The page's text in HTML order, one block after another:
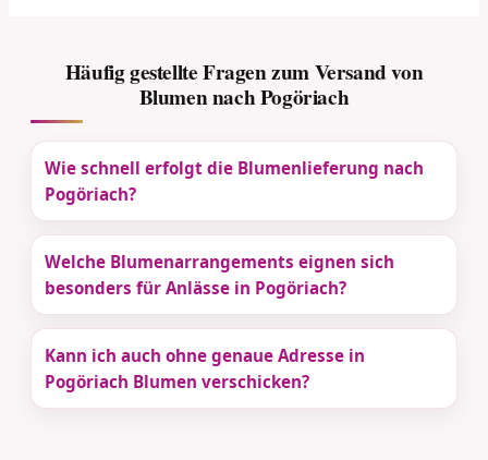
Häufig gestellte Fragen zum Versand von
Blumen nach Pogöriach
Wie schnell erfolgt die Blumenlieferung nach
Pogöriach?
Welche Blumenarrangements eignen sich
besonders für Anlässe in Pogöriach?
Kann ich auch ohne genaue Adresse in
Pogöriach Blumen verschicken?